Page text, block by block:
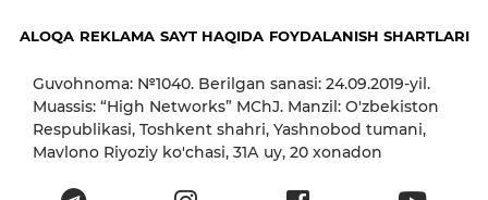
ALOQA REKLAMA SAYT HAQIDA FOYDALANISH SHARTLARI
Guvohnoma: №1040. Berilgan sanasi: 24.09.2019-yil.
Muassis: “High Networks” MChJ. Manzil: O'zbekiston
Respublikasi, Toshkent shahri, Yashnobod tumani,
Mavlono Riyoziy ko'chasi, 31А uy, 20 xonadon